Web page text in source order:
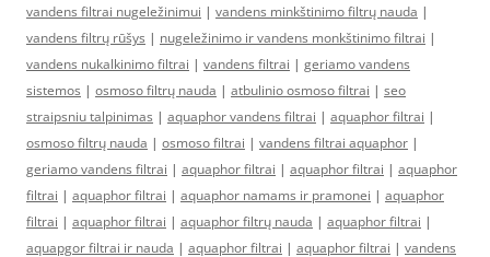
vandens filtrai nugeležinimui | vandens minkštinimo filtrų nauda |
vandens filtrų rūšys | nugeležinimo ir vandens monkštinimo filtrai |
vandens nukalkinimo filtrai | vandens filtrai | geriamo vandens
sistemos | osmoso filtrų nauda | atbulinio osmoso filtrai | seo
straipsniu talpinimas | aquaphor vandens filtrai | aquaphor filtrai |
osmoso filtrų nauda | osmoso filtrai | vandens filtrai aquaphor |
geriamo vandens filtrai | aquaphor filtrai | aquaphor filtrai | aquaphor
filtrai | aquaphor filtrai | aquaphor namams ir pramonei | aquaphor
filtrai | aquaphor filtrai | aquaphor filtrų nauda | aquaphor filtrai |
aquapgor filtrai ir nauda | aquaphor filtrai | aquaphor filtrai | vandens